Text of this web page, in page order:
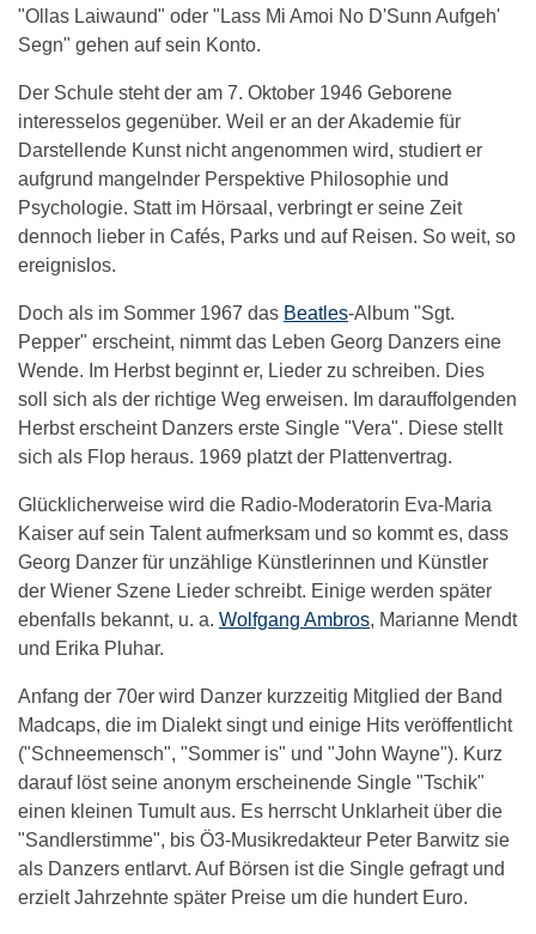
"Ollas Laiwaund" oder "Lass Mi Amoi No D'Sunn Aufgeh'
Segn" gehen auf sein Konto.
Der Schule steht der am 7. Oktober 1946 Geborene
interesselos gegenüber. Weil er an der Akademie für
Darstellende Kunst nicht angenommen wird, studiert er
aufgrund mangelnder Perspektive Philosophie und
Psychologie. Statt im Hörsaal, verbringt er seine Zeit
dennoch lieber in Cafés, Parks und auf Reisen. So weit, so
ereignislos.
Doch als im Sommer 1967 das Beatles-Album "Sgt.
Pepper" erscheint, nimmt das Leben Georg Danzers eine
Wende. Im Herbst beginnt er, Lieder zu schreiben. Dies
soll sich als der richtige Weg erweisen. Im darauffolgenden
Herbst erscheint Danzers erste Single "Vera". Diese stellt
sich als Flop heraus. 1969 platzt der Plattenvertrag.
Glücklicherweise wird die Radio-Moderatorin Eva-Maria
Kaiser auf sein Talent aufmerksam und so kommt es, dass
Georg Danzer für unzählige Künstlerinnen und Künstler
der Wiener Szene Lieder schreibt. Einige werden später
ebenfalls bekannt, u. a. Wolfgang Ambros, Marianne Mendt
und Erika Pluhar.
Anfang der 70er wird Danzer kurzzeitig Mitglied der Band
Madcaps, die im Dialekt singt und einige Hits veröffentlicht
("Schneemensch", "Sommer is" und "John Wayne"). Kurz
darauf löst seine anonym erscheinende Single "Tschik"
einen kleinen Tumult aus. Es herrscht Unklarheit über die
"Sandlerstimme", bis Ö3-Musikredakteur Peter Barwitz sie
als Danzers entlarvt. Auf Börsen ist die Single gefragt und
erzielt Jahrzehnte später Preise um die hundert Euro.